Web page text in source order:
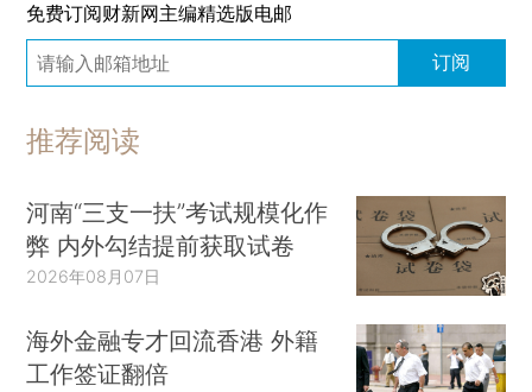
免费订阅财新网主编精选版电邮
订阅
推荐阅读
河南“三支一扶”考试规模化作
弊 内外勾结提前获取试卷
2026年08月07日
海外金融专才回流香港 外籍
工作签证翻倍